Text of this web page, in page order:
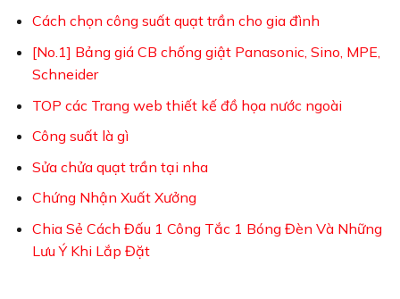
Cách chọn công suất quạt trần cho gia đình
[No.1] Bảng giá CB chống giật Panasonic, Sino, MPE,
Schneider
TOP các Trang web thiết kế đồ họa nước ngoài
Công suất là gì
Sửa chửa quạt trần tại nha
Chứng Nhận Xuất Xưởng
Chia Sẻ Cách Đấu 1 Công Tắc 1 Bóng Đèn Và Những
Lưu Ý Khi Lắp Đặt